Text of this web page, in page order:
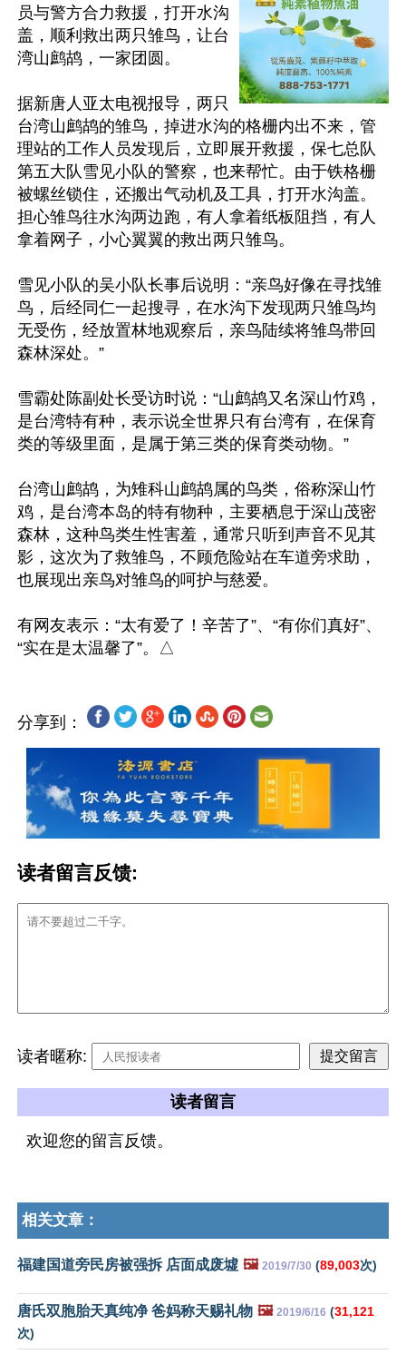
员与警方合力救援，打开水沟
盖，顺利救出两只雏鸟，让台
湾山鹧鸪，一家团圆。
据新唐人亚太电视报导，两只
台湾山鹧鸪的雏鸟，掉进水沟的格栅内出不来，管
理站的工作人员发现后，立即展开救援，保七总队
第五大队雪见小队的警察，也来帮忙。由于铁格栅
被螺丝锁住，还搬出气动机及工具，打开水沟盖。
担心雏鸟往水沟两边跑，有人拿着纸板阻挡，有人
拿着网子，小心翼翼的救出两只雏鸟。
雪见小队的吴小队长事后说明：“亲鸟好像在寻找雏
鸟，后经同仁一起搜寻，在水沟下发现两只雏鸟均
无受伤，经放置林地观察后，亲鸟陆续将雏鸟带回
森林深处。”
雪霸处陈副处长受访时说：“山鹧鸪又名深山竹鸡，
是台湾特有种，表示说全世界只有台湾有，在保育
类的等级里面，是属于第三类的保育类动物。”
台湾山鹧鸪，为雉科山鹧鸪属的鸟类，俗称深山竹
鸡，是台湾本岛的特有物种，主要栖息于深山茂密
森林，这种鸟类生性害羞，通常只听到声音不见其
影，这次为了救雏鸟，不顾危险站在车道旁求助，
也展现出亲鸟对雏鸟的呵护与慈爱。
有网友表示：“太有爱了！辛苦了”、“有你们真好”、
分享到：
读者留言反馈:
读者暱称:
读者留言
欢迎您的留言反馈。
相关文章：
福建国道旁民房被强拆 店面成废墟 🖼️ 2019/7/30 (89,003次)
唐氏双胞胎天真纯净 爸妈称天赐礼物 🖼️ 2019/6/16 (31,121
次)